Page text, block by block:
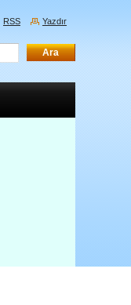
RSS Yazdır